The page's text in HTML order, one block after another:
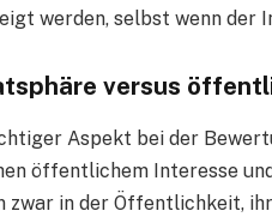
werden, selbst wenn der
versus
Aspekt bei der
öffentlichem Interesse
zwar in der Öffentlichkeit,